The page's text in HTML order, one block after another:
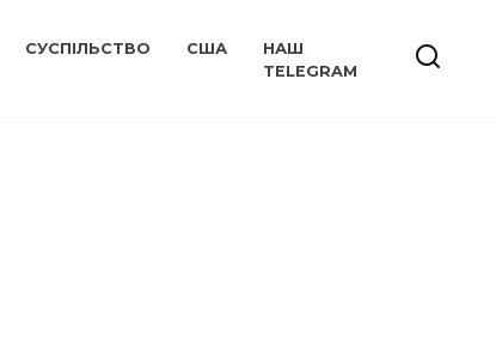
СУСПІЛЬСТВО США
НАШ
TELEGRAM